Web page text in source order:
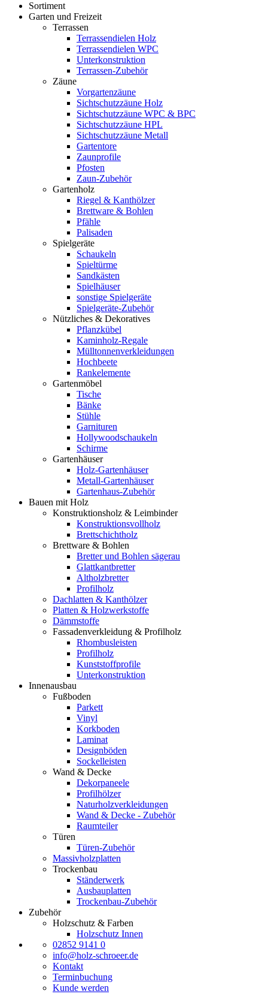
Sortiment
Garten und Freizeit
Terrassen
Terrassendielen Holz
Terrassendielen WPC
Unterkonstruktion
Terrassen-Zubehör
Zäune
Vorgartenzäune
Sichtschutzzäune Holz
Sichtschutzzäune WPC & BPC
Sichtschutzzäune HPL
Sichtschutzzäune Metall
Gartentore
Zaunprofile
Pfosten
Zaun-Zubehör
Gartenholz
Riegel & Kanthölzer
Brettware & Bohlen
Pfähle
Palisaden
Spielgeräte
Schaukeln
Spieltürme
Sandkästen
Spielhäuser
sonstige Spielgeräte
Spielgeräte-Zubehör
Nützliches & Dekoratives
Pflanzkübel
Kaminholz-Regale
Mülltonnenverkleidungen
Hochbeete
Rankelemente
Gartenmöbel
Tische
Bänke
Stühle
Garnituren
Hollywoodschaukeln
Schirme
Gartenhäuser
Holz-Gartenhäuser
Metall-Gartenhäuser
Gartenhaus-Zubehör
Bauen mit Holz
Konstruktionsholz & Leimbinder
Konstruktionsvollholz
Brettschichtholz
Brettware & Bohlen
Bretter und Bohlen sägerau
Glattkantbretter
Altholzbretter
Profilholz
Dachlatten & Kanthölzer
Platten & Holzwerkstoffe
Dämmstoffe
Fassadenverkleidung & Profilholz
Rhombusleisten
Profilholz
Kunststoffprofile
Unterkonstruktion
Innenausbau
Fußboden
Parkett
Vinyl
Korkboden
Laminat
Designböden
Sockelleisten
Wand & Decke
Dekorpaneele
Profilhölzer
Naturholzverkleidungen
Wand & Decke - Zubehör
Raumteiler
Türen
Türen-Zubehör
Massivholzplatten
Trockenbau
Ständerwerk
Ausbauplatten
Trockenbau-Zubehör
Zubehör
Holzschutz & Farben
Holzschutz Innen
02852 9141 0
info@holz-schroeer.de
Kontakt
Terminbuchung
Kunde werden